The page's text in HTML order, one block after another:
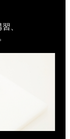
、